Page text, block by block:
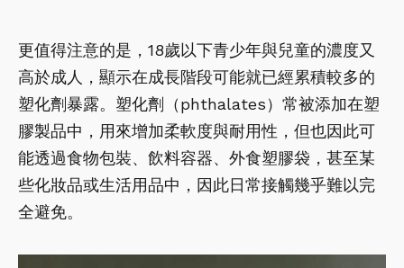
更值得注意的是，18歲以下青少年與兒童的濃度又
高於成人，顯示在成長階段可能就已經累積較多的
塑化劑暴露。塑化劑（phthalates）常被添加在塑
膠製品中，用來增加柔軟度與耐用性，但也因此可
能透過食物包裝、飲料容器、外食塑膠袋，甚至某
些化妝品或生活用品中，因此日常接觸幾乎難以完
全避免。